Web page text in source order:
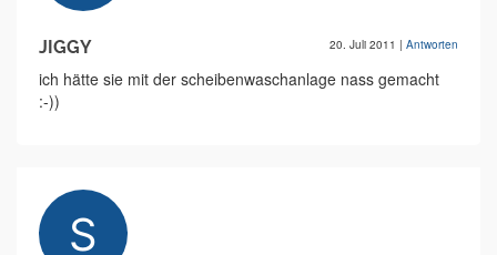
JIGGY 20. Juli 2011 | Antworten
ich hätte sie mit der scheibenwaschanlage nass gemacht
:-))